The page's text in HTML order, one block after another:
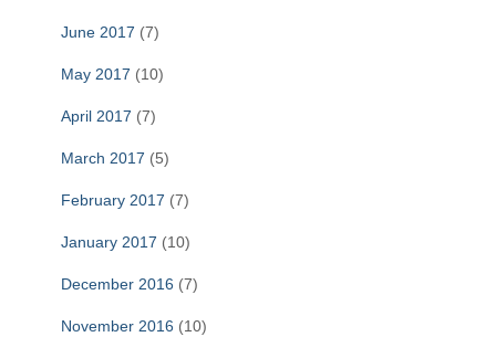
June 2017 (7)
May 2017 (10)
April 2017 (7)
March 2017 (5)
February 2017 (7)
January 2017 (10)
December 2016 (7)
November 2016 (10)